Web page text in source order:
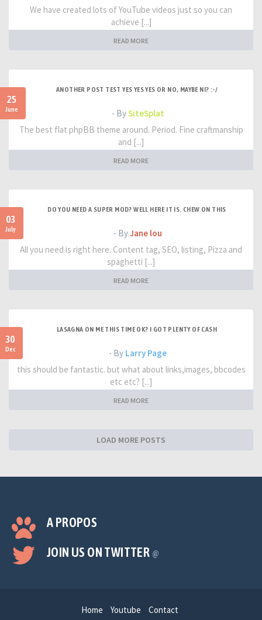
We have created lots of YouTube videos just so you can
achieve [...]
READ MORE
25
June
ANOTHER POST TEST YES YES YES OR NO, MAYBE NI? :-/
- BySiteSplat
The best flat phpBB theme around. Period. Fine craftmanship
and [...]
READ MORE
03
July
DO YOU NEED A SUPER MOD? WELL HERE IT IS. CHEW ON THIS
- ByJane lou
All you need is right here. Content tag, SEO, listing, Pizza and
spaghetti [...]
READ MORE
30
Dec
LASAGNA ON ME THIS TIME OK? I GOT PLENTY OF CASH
- By Larry Page
this should be fantastic. but what about links,images, bbcodes
etc etc? [...]
READ MORE
LOAD MORE POSTS
A PROPOS
JOIN US ON TWITTER @
Home Youtube Contact